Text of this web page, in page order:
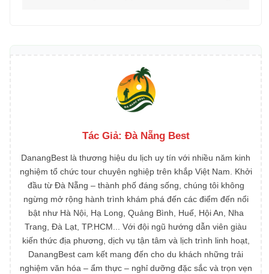
Tác Giả: Đà Nẵng Best
DanangBest là thương hiệu du lịch uy tín với nhiều năm kinh
nghiệm tổ chức tour chuyên nghiệp trên khắp Việt Nam. Khởi
đầu từ Đà Nẵng – thành phố đáng sống, chúng tôi không
ngừng mở rộng hành trình khám phá đến các điểm đến nổi
bật như Hà Nội, Hạ Long, Quảng Bình, Huế, Hội An, Nha
Trang, Đà Lạt, TP.HCM... Với đội ngũ hướng dẫn viên giàu
kiến thức địa phương, dịch vụ tận tâm và lịch trình linh hoạt,
DanangBest cam kết mang đến cho du khách những trải
nghiệm văn hóa – ẩm thực – nghỉ dưỡng đặc sắc và trọn vẹn